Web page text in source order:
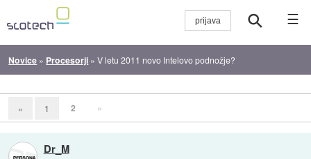
☰
Novice » Procesorji »V letu 2011 novo Intelovo podnožje?
« 1 2 »
Dr_M